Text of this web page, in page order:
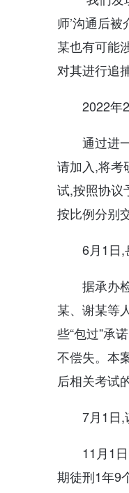
师’沟通后
某也有可能
对其进行追捕
2022年
通过进
请加入,将考
试,按照协议
按比例分别
6月1日,
据承办
某、谢某等
些“包过”承
不偿失。本
后相关考试
7月1日,
11月1
期徒刑1年9